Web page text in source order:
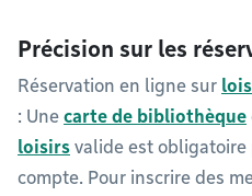
Précision sur les
Réservation en ligne sur
: Une carte de bibliothèque
loisirs valide est obligatoire
compte. Pour inscrire des